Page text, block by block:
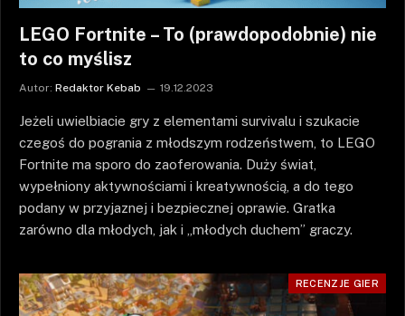
LEGO Fortnite – To (prawdopodobnie) nie
to co myślisz
Autor: Redaktor Kebab 19.12.2023
Jeżeli uwielbiacie gry z elementami survivalu i szukacie
czegoś do pogrania z młodszym rodzeństwem, to LEGO
Fortnite ma sporo do zaoferowania. Duży świat,
wypełniony aktywnościami i kreatywnością, a do tego
podany w przyjaznej i bezpiecznej oprawie. Gratka
zarówno dla młodych, jak i „młodych duchem” graczy.
RECENZJE GIER